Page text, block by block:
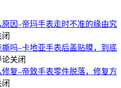
因–帝玛手表走时不准的缘由究
吗–卡地亚手表后盖贴膜，到底
论关闭
复–帝致手表零件脱落，修复方